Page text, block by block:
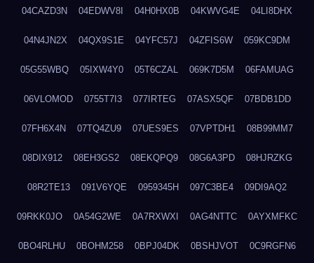
04CAZD3N 04EDWV8I 04H0HX0B 04KWVG4E 04LI8DHX
04N4JN2X 04QX9S1E 04YFC57J 04ZFIS6W 059KC9DM
05G55WBQ 05IXW4Y0 05T6CZAL 069K7D5M 06FAMUAG
06VLOMOD 0755T7I3 077IRTEG 07ASX5QF 07BDB1DD
07FH6X4N 07TQ4ZU9 07UES9ES 07VPTDH1 08B99MM7
08DIX912 08EH3GS2 08EKQPQ9 08G6A3PD 08HJRZKG
08R2TE13 091V6YQE 0959345H 097C3BE4 09DI9AQ2
09RKK0JO 0A54G2WE 0A7RXWXI 0AG4NTTC 0AYXMFKC
0BO4RLHU 0BOHM258 0BPJ04DK 0BSHJVOT 0C9RGFN6